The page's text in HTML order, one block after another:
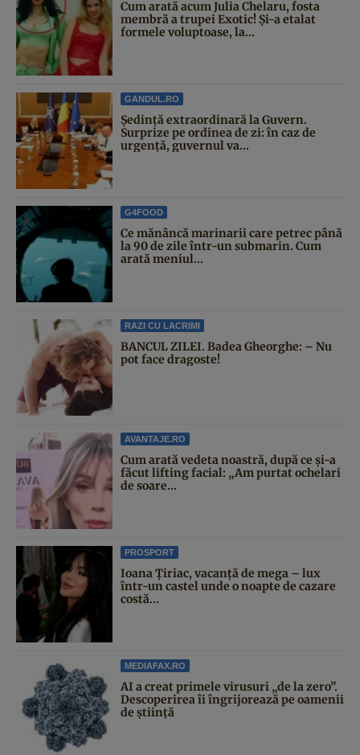
Cum arată acum Julia Chelaru, fosta
membră a trupei Exotic! Și-a etalat
formele voluptoase, la...
GANDUL.RO
Şedinţă extraordinară la Guvern.
Surprize pe ordinea de zi: în caz de
urgență, guvernul va...
G4FOOD
Ce mănâncă marinarii care petrec până
la 90 de zile într-un submarin. Cum
arată meniul...
RAZI CU LACRIMI
BANCUL ZILEI. Badea Gheorghe: – Nu
pot face dragoste!
AVANTAJE.RO
Cum arată vedeta noastră, după ce și-a
făcut lifting facial: „Am purtat ochelari
de soare...
PROSPORT
Ioana Țiriac, vacanță de mega – lux
într-un castel unde o noapte de cazare
costă...
MEDIAFAX.RO
AI a creat primele virusuri „de la zero”.
Descoperirea îi îngrijorează pe oamenii
de știință